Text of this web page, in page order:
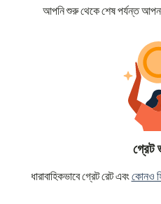
আপনি শুরু থেকে শেষ পর্যন্ত আপনার
গ্রেট
ধারাবাহিকভাবে গ্রেট রেট এবংকোনও